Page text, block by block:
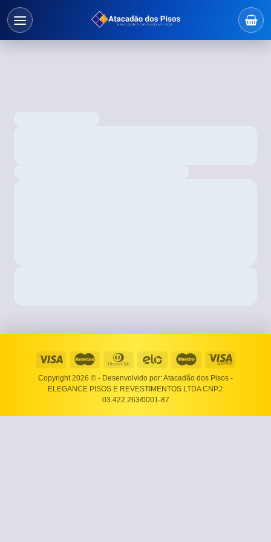
Copyright 2026 © - Desenvolvido por: Atacadão dos Pisos -
ELEGANCE PISOS E REVESTIMENTOS LTDA CNPJ:
03.422.263/0001-87